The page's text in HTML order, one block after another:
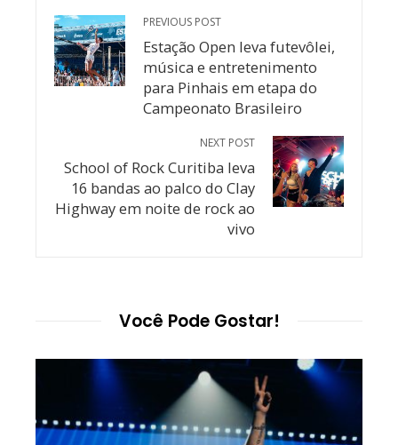
PREVIOUS POST
Estação Open leva futevôlei,
música e entretenimento
para Pinhais em etapa do
Campeonato Brasileiro
NEXT POST
School of Rock Curitiba leva
16 bandas ao palco do Clay
Highway em noite de rock ao
vivo
Você Pode Gostar!